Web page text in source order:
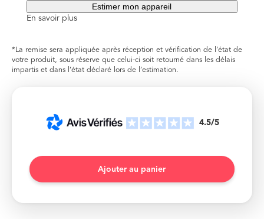
Estimer mon appareil
En savoir plus
*La remise sera appliquée après réception et vérification de l’état de
votre produit, sous réserve que celui-ci soit retourné dans les délais
impartis et dans l’état déclaré lors de l’estimation.
4.5/5